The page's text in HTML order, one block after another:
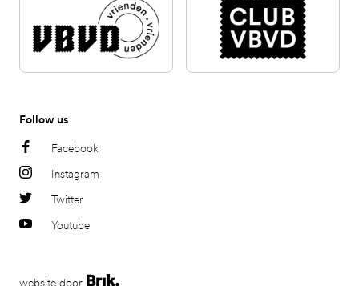
Follow us
Facebook
Instagram
Twitter
Youtube
website door